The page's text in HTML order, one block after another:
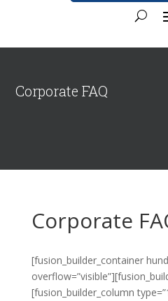
Corporate FAQ
Corporate
[fusion_builder_container
[fusion_builder_column